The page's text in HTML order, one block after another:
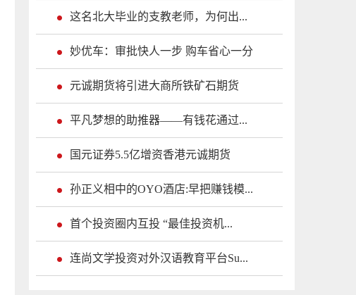
这名北大毕业的支教老师，为何出...
妙优车：审批快人一步 购车省心一分
元诚期货将引进大商所铁矿石期货
平凡梦想的助推器——有钱花通过...
国元证券5.5亿增资香港元诚期货
孙正义相中的OYO酒店:早把赚钱模...
首个投资圈内互投 “最佳投资机...
连尚文学投资对外汉语教育平台Su...